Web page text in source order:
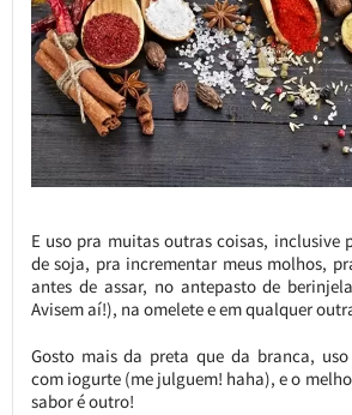
E uso pra muitas outras coisas, inclusive
de soja, pra incrementar meus molhos,
antes de assar, no antepasto de
Avisem aí!), na omelete e em qualquer
Gosto mais da preta que da branca,
com iogurte (me julguem! haha), e o
sabor é outro!